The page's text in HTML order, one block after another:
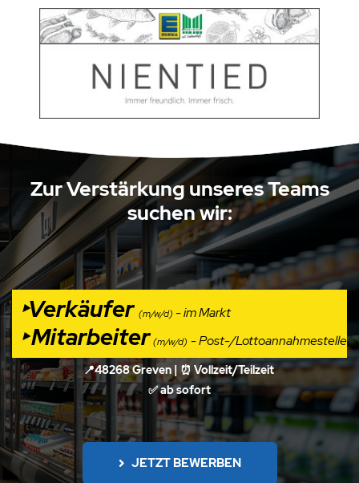
Zur Verstärkung unseres Teams
suchen wir:
‣Verkäufer (m/w/d) - im Markt
‣Mitarbeiter (m/w/d) - Post-/Lottoannahmestelle
📍48268 Greven | ⏰ Vollzeit/Teilzeit
✅ab sofort
JETZT BEWERBEN